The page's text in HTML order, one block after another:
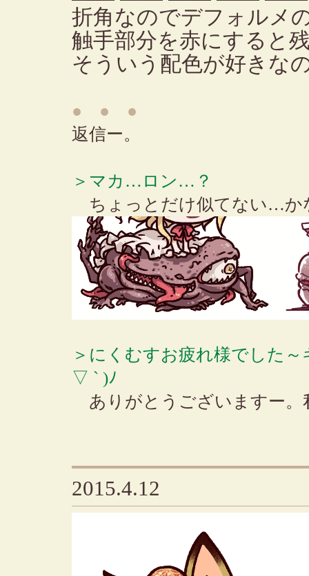
折角なのでデフォルメ
触手部分を赤にすると
そういう配色が好きな
● ● ●
返信ー。
＞マカ…ロン…？
ちょっとだけ似てない…
＞にくむすお疲れ様でした
▽ ` )ﾉ
ありがとうございますー。
2015.4.12